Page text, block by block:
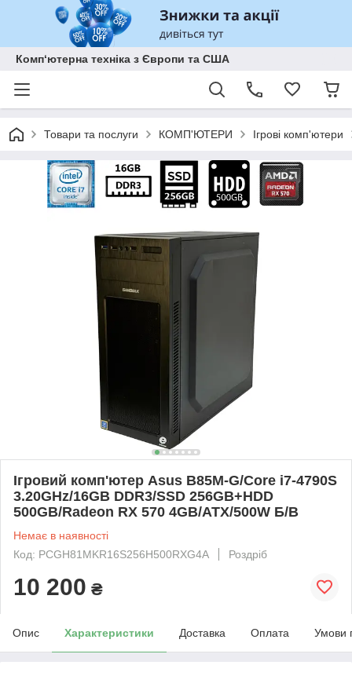
Комп‘ютерна техніка з Європи та США
Товари та послуги КОМП'ЮТЕРИ Ігрові комп'ютери
Ігровий комп'ютер Asus B85M-G/Core i7-4790S
3.20GHz/16GB DDR3/SSD 256GB+HDD
500GB/Radeon RX 570 4GB/ATX/500W Б/В
Немає в наявності
Код: PCGH81MKR16S256H500RXG4A
Роздріб
10 200 ₴
Опис Характеристики Доставка Оплата Умови